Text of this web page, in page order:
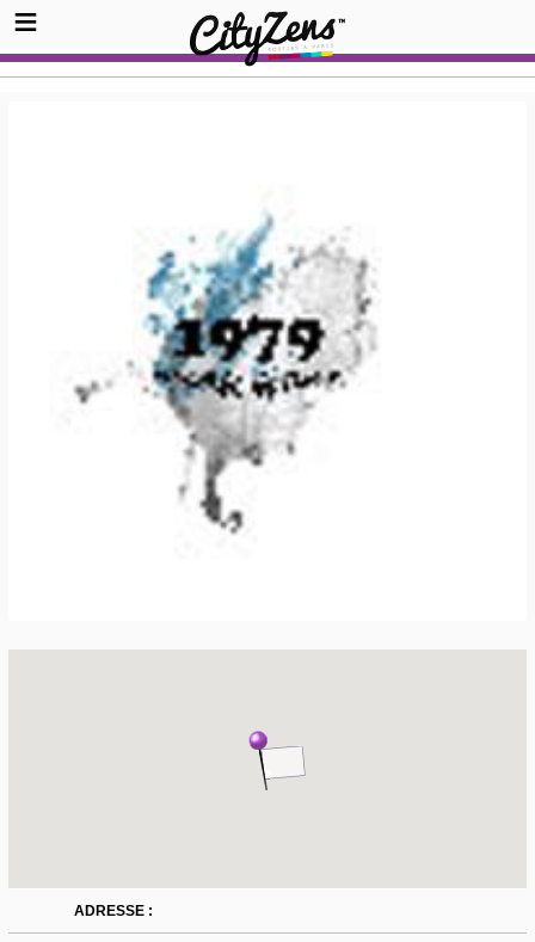
ADRESSE :